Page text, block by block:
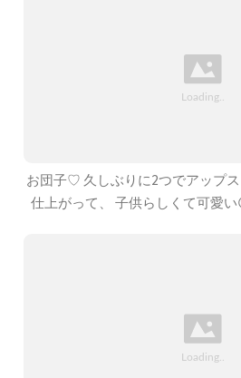
お団子♡ 久しぶりに2つでアップ
仕上がって、 子供らしくて可愛い